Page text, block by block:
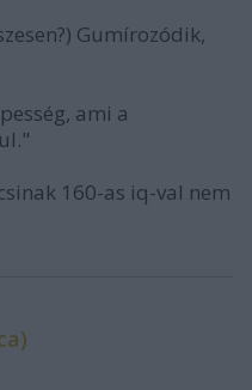
Gumírozódik,
ami a
160-as iq-val nem